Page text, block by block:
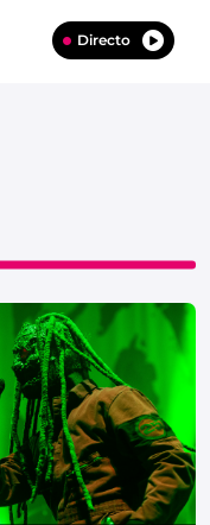
Directo